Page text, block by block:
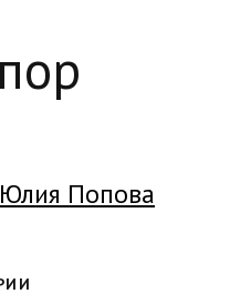
Юлия Попова